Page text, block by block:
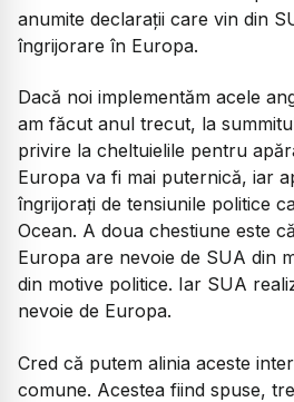
anumite declarații care vin din
îngrijorare în Europa.
​Dacă noi implementăm acele
am făcut anul trecut, la
privire la cheltuielile pentru
Europa va fi mai puternică, iar
îngrijorați de tensiunile politice
Ocean. A doua chestiune este
Europa are nevoie de SUA din
din motive politice. Iar SUA
nevoie de Europa.
​Cred că putem alinia aceste
comune. Acestea fiind spuse,